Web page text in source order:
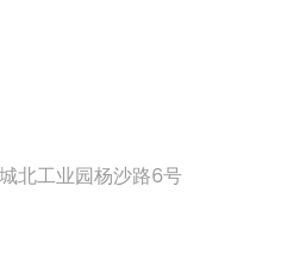
北工业园杨沙路6号